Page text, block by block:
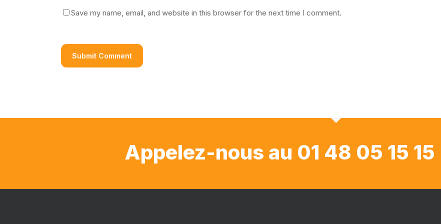
Save my name, email, and website in this browser for the next time I comment.
Appelez-nous au 01 48 05 15 15